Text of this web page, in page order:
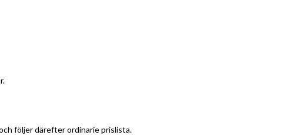
följer därefter ordinarie prislista.